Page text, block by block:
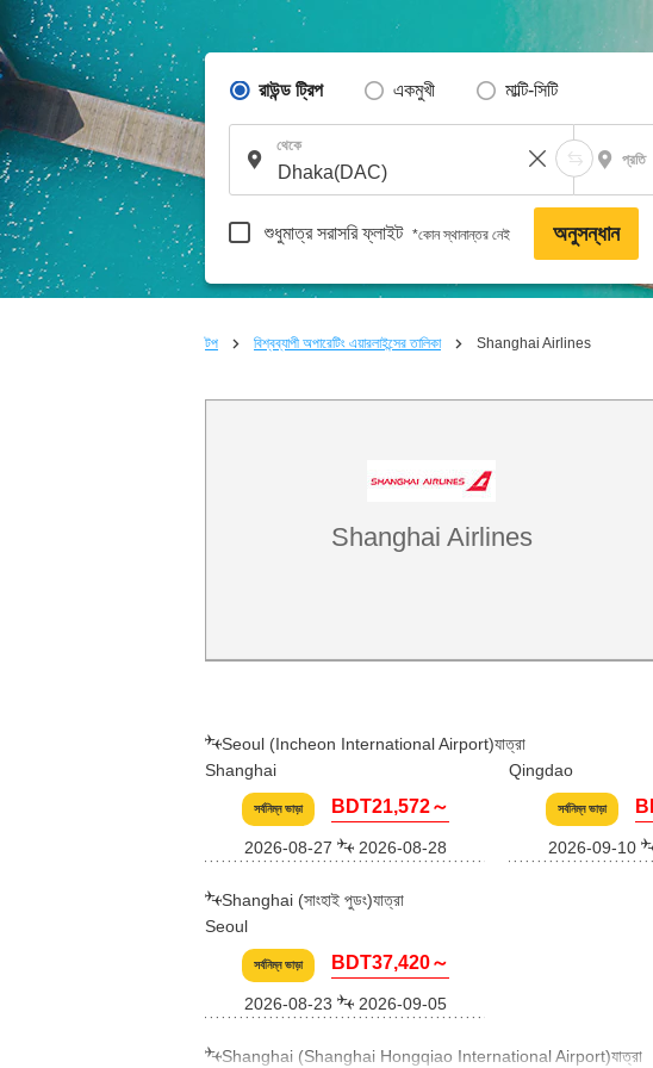
রাউন্ড ট্রিপ একমুখী মাল্টি-সিটি
থেকে
প্রতি
শুধুমাত্র সরাসরি ফ্লাইট *কোন স্থানান্তর নেই অনুসন্ধান
টপ বিশ্বব্যাপী অপারেটিং এয়ারলাইন্সের তালিকা Shanghai Airlines
Shanghai Airlines
Seoul (Incheon International Airport)যাত্রা
Shanghai
সর্বনিম্ন ভাড়া BDT21,572～
2026-08-27 2026-08-28
Qingdao
সর্বনিম্ন ভাড়া
2026-09-10
Shanghai (সাংহাই পুডং)যাত্রা
Seoul
সর্বনিম্ন ভাড়া BDT37,420～
2026-08-23 2026-09-05
Shanghai (Shanghai Hongqiao International Airport)যাত্রা